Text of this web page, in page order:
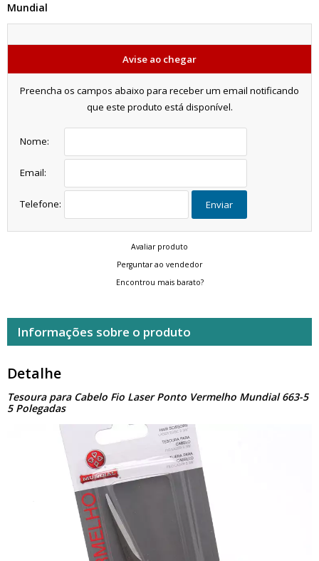
Mundial
Avise ao chegar
Preencha os campos abaixo para receber um email notificando
que este produto está disponível.
Nome:
Email:
Telefone: Enviar
Avaliar produto
Perguntar ao vendedor
Encontrou mais barato?
Informações sobre o produto
Detalhe
Tesoura para Cabelo Fio Laser Ponto Vermelho Mundial 663-5
5 Polegadas